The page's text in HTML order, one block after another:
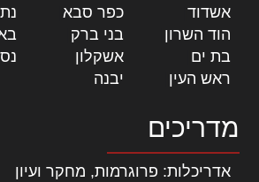
אשדוד
כפר סבא
הוד השרון
בני ברק
בת ים
אשקלון
ראש העין
יבנה
מדריכים
אדריכלות: פרוגרמות, מחקר ועיון